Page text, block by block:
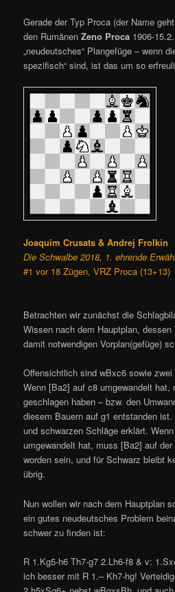
Gerade der Typ Proca (der Name
den RumänenZeno Proca 1906-
„neudeutsches“ Plangefüge – wenn
spezifisch“ sind, ist das um so
Joaquim Crusats & Andrej Frolkin
Die Schwalbe 2018, 1. ehrende
#1 vor 18 Zügen, VRZ Proca (13+13)
Betrachten wir zunächst die
Wissen nach dem Hauptplan, dessen
damit notwendigen Vorplan(gefüge)
Offensichtlich sind wBxc6 sowie
Wenn [Ba2] auf c8 umgewandelt
geschlagen haben – bzw. den
diesem Bauern auf g1 entstanden
und schwarzen Schläge erklärt.
umgewandelt hat, muss [Ba2] auf
worden sein, und für Schwarz bleibt
übrig.
Nun wollen wir nach dem Hauptplan
ein gutes neudeutsches Problem
schwer zu finden ist:
R 1.Kg5-h6 Th7-g7 2.Lh6-f8 & v:
ich besser mit R 1.– Kh7-hg!